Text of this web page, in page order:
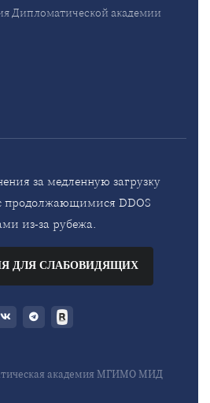
Дипломатической академии
за медленную загрузку
продолжающимися DDOS
из-за рубежа.
ДЛЯ СЛАБОВИДЯЩИХ
академия МГИМО МИД